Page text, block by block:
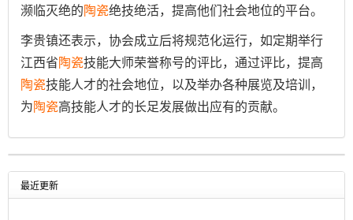
濒临灭绝的陶瓷绝技绝活，提高他们社会地位的平台。
李贵镇还表示，协会成立后将规范化运行，如定期举行
江西省陶瓷技能大师荣誉称号的评比，通过评比，提高
陶瓷技能人才的社会地位，以及举办各种展览及培训，
为陶瓷高技能人才的长足发展做出应有的贡献。
最近更新